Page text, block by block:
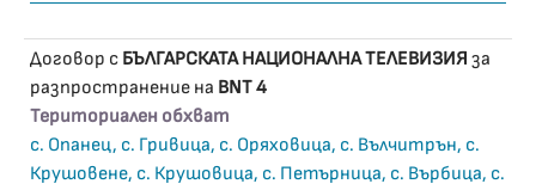
Договор с БЪЛГАРСКАТА НАЦИОНАЛНА ТЕЛЕВИЗИЯ за
разпространение на BNT 4
Териториален обхват
с. Опанец, с. Гривица, с. Оряховица, с. Вълчитрън, с.
Крушовене, с. Крушовица, с. Петърница, с. Върбица, с.